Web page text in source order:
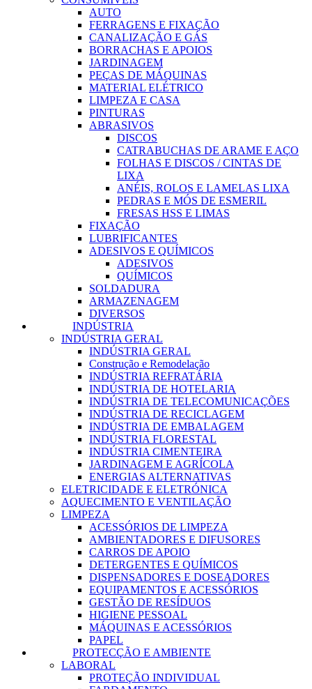
AUTO
FERRAGENS E FIXAÇÃO
CANALIZAÇÃO E GÁS
BORRACHAS E APOIOS
JARDINAGEM
PEÇAS DE MÁQUINAS
MATERIAL ELÉTRICO
LIMPEZA E CASA
PINTURAS
ABRASIVOS
DISCOS
CATRABUCHAS DE ARAME E AÇO
FOLHAS E DISCOS / CINTAS DE
LIXA
ANÉIS, ROLOS E LAMELAS LIXA
PEDRAS E MÓS DE ESMERIL
FRESAS HSS E LIMAS
FIXAÇÃO
LUBRIFICANTES
ADESIVOS E QUÍMICOS
ADESIVOS
QUÍMICOS
SOLDADURA
ARMAZENAGEM
DIVERSOS
INDÚSTRIA
INDÚSTRIA GERAL
INDÚSTRIA GERAL
Construção e Remodelação
INDÚSTRIA REFRATÁRIA
INDÚSTRIA DE HOTELARIA
INDÚSTRIA DE TELECOMUNICAÇÕES
INDÚSTRIA DE RECICLAGEM
INDÚSTRIA DE EMBALAGEM
INDÚSTRIA FLORESTAL
INDÚSTRIA CIMENTEIRA
JARDINAGEM E AGRÍCOLA
ENERGIAS ALTERNATIVAS
ELETRICIDADE E ELETRÓNICA
AQUECIMENTO E VENTILAÇÃO
LIMPEZA
ACESSÓRIOS DE LIMPEZA
AMBIENTADORES E DIFUSORES
CARROS DE APOIO
DETERGENTES E QUÍMICOS
DISPENSADORES E DOSEADORES
EQUIPAMENTOS E ACESSÓRIOS
GESTÃO DE RESÍDUOS
HIGIENE PESSOAL
MÁQUINAS E ACESSÓRIOS
PAPEL
PROTECÇÃO E AMBIENTE
LABORAL
PROTEÇÃO INDIVIDUAL